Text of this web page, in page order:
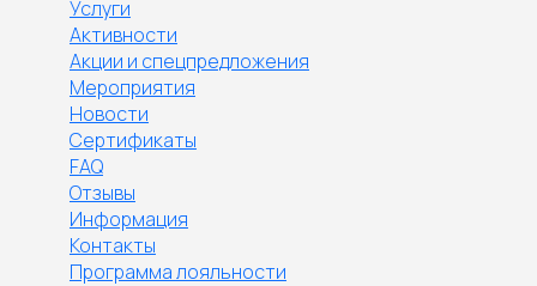
Услуги
Активности
Акции и спецпредложения
Мероприятия
Новости
Сертификаты
FAQ
Отзывы
Информация
Контакты
Программа лояльности